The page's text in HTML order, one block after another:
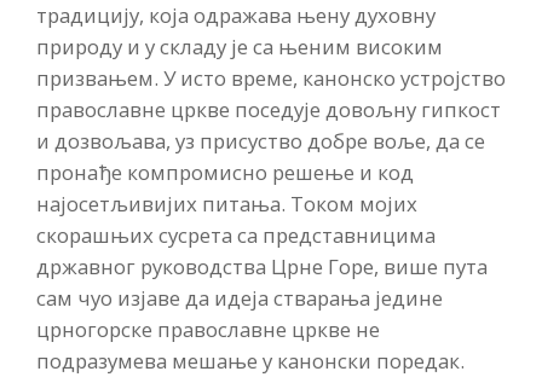
традицију, која одражава њену духовну
природу и у складу је са њеним високим
призвањем. У исто време, канонско устројство
православне цркве поседује довољну гипкост
и дозвољава, уз присуство добре воље, да се
пронађе компромисно решење и код
најосетљивијих питања. Током мојих
скорашњих сусрета са представницима
државног руководства Црне Горе, више пута
сам чуо изјаве да идеја стварања једине
црногорске православне цркве не
подразумева мешање у канонски поредак.